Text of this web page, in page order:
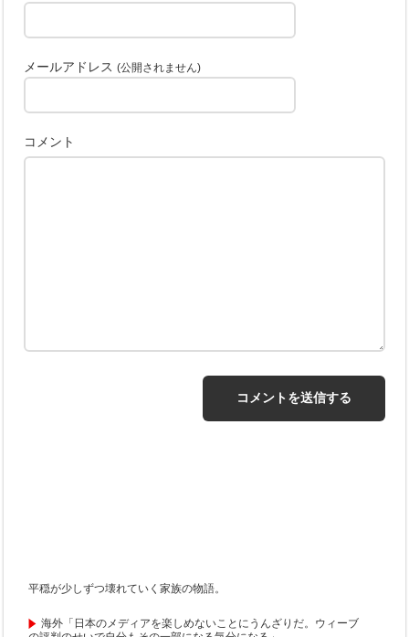
メールアドレス(公開されません)
コメント
平穏が少しずつ壊れていく家族の物語。
海外「日本のメディアを楽しめないことにうんざりだ。ウィーブ